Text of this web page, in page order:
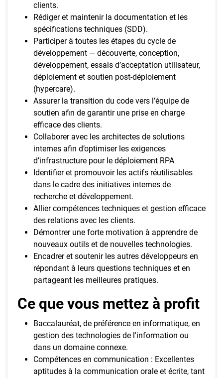
clients.
Rédiger et maintenir la documentation et les
spécifications techniques (SDD).
Participer à toutes les étapes du cycle de
développement — découverte, conception,
développement, essais d’acceptation utilisateur,
déploiement et soutien post-déploiement
(hypercare).
Assurer la transition du code vers l’équipe de
soutien afin de garantir une prise en charge
efficace des clients.
Collaborer avec les architectes de solutions
internes afin d’optimiser les exigences
d’infrastructure pour le déploiement RPA
Identifier et promouvoir les actifs réutilisables
dans le cadre des initiatives internes de
recherche et développement.
Allier compétences techniques et gestion efficace
des relations avec les clients.
Démontrer une forte motivation à apprendre de
nouveaux outils et de nouvelles technologies.
Encadrer et soutenir les autres développeurs en
répondant à leurs questions techniques et en
partageant les meilleures pratiques.
Ce que vous mettez à profit
Baccalauréat, de préférence en informatique, en
gestion des technologies de l'information ou
dans un domaine connexe.
Compétences en communication : Excellentes
aptitudes à la communication orale et écrite, tant